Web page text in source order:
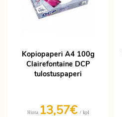
Kopiopaperi A4 100g
Clairefontaine DCP
tulostuspaperi
Hinta 13,57€ / kpl